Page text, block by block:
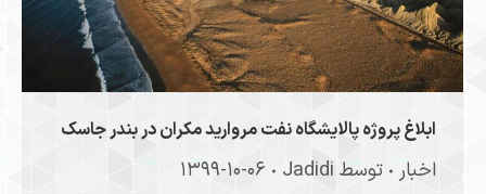
ابلاغ پروژه پالایشگاه نفت مروارید مکران در بندر جاسک
اخبار توسط Jadidi
۱۳۹۹-۱۰-۰۶